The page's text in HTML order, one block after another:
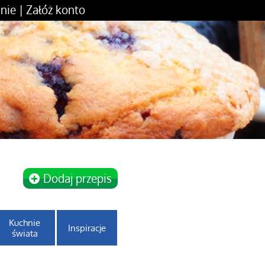
| Załóż konto
Dodaj przepis
Kuchnie
świata
Inspiracje